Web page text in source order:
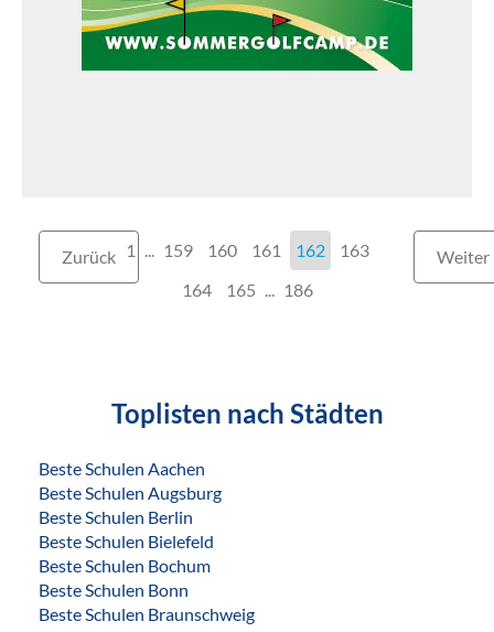
Zurück 1 159 160 161 162
163
164
165 186
Weiter
Toplisten nach Städten
Beste Schulen Aachen
Beste Schulen Augsburg
Beste Schulen Berlin
Beste Schulen Bielefeld
Beste Schulen Bochum
Beste Schulen Bonn
Beste Schulen Braunschweig